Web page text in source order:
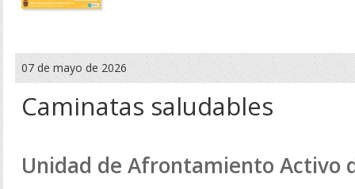
07 de mayo de 2026
Caminatas saludables
Unidad de Afrontamiento Activo